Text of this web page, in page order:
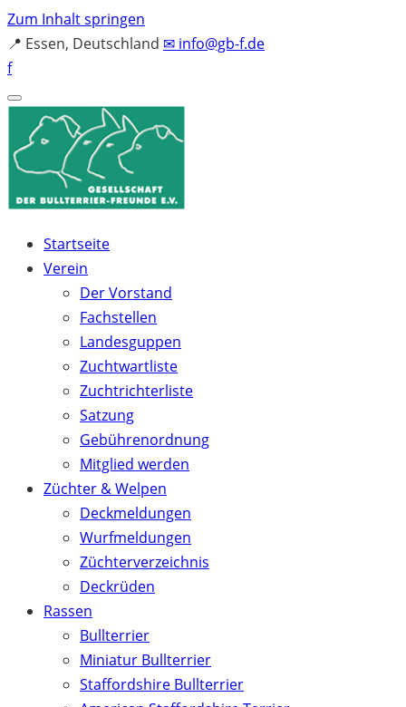
Zum Inhalt springen
📍 Essen, Deutschland ✉ info@gb-f.de
f
Startseite
Verein
Der Vorstand
Fachstellen
Landesguppen
Zuchtwartliste
Zuchtrichterliste
Satzung
Gebührenordnung
Mitglied werden
Züchter & Welpen
Deckmeldungen
Wurfmeldungen
Züchterverzeichnis
Deckrüden
Rassen
Bullterrier
Miniatur Bullterrier
Staffordshire Bullterrier